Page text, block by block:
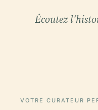
Écoutez
VOTRE CURATEUR